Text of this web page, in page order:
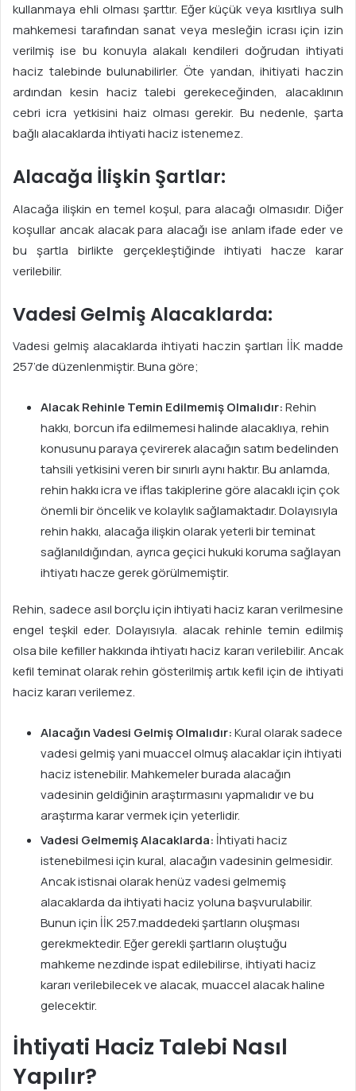
kullanmaya ehli olması şarttır. Eğer küçük veya kısıtlıya sulh
mahkemesi tarafından sanat veya mesleğin icrası için izin
verilmiş ise bu konuyla alakalı kendileri doğrudan ihtiyati
haciz talebinde bulunabilirler. Öte yandan, ihitiyati haczin
ardından kesin haciz talebi gerekeceğinden, alacaklının
cebri icra yetkisini haiz olması gerekir. Bu nedenle, şarta
bağlı alacaklarda ihtiyati haciz istenemez.
Alacağa İlişkin Şartlar:
Alacağa ilişkin en temel koşul, para alacağı olmasıdır. Diğer
koşullar ancak alacak para alacağı ise anlam ifade eder ve
bu şartla birlikte gerçekIeştiğinde ihtiyati hacze karar
verilebilir.
Vadesi Gelmiş Alacaklarda:
Vadesi gelmiş alacaklarda ihtiyati haczin şartları İİK madde
257’de düzenlenmiştir. Buna göre;
Alacak Rehinle Temin Edilmemiş Olmalıdır:Rehin
hakkı, borcun ifa edilmemesi halinde alacaklıya, rehin
konusu­nu paraya çevirerek alacağın satım bedelinden
tahsili yetkisini veren bir sınırlı aynı haktır. Bu anlamda,
rehin hakkı icra ve iflas takiplerine göre alacaklı için çok
önemli bir öncelik ve kolaylık sağlamaktadır. Dolayısıyla
rehin hakkı, alacağa ilişkin olarak yeterli bir teminat
sağlanıldığından, ayrıca geçici hukuki koruma sağlayan
ihtiyatı hacze gerek görülmemiştir.
Rehin, sadece asıl borçlu için ihtiyati haciz karan verilmesine
engel teşkil eder. Dolayısıyla. alacak rehinle temin edilmiş
olsa bile kefiller hak­kında ihtiyatı haciz kararı verilebilir. Ancak
kefil teminat olarak rehin gösterilmiş artık kefil için de ihtiyati
haciz kararı verilemez.
Alacağın Vadesi Gelmiş Olmalıdır:Kural olarak sadece
vadesi gelmiş yani muaccel olmuş alacaklar için ihtiyati
haciz istenebilir. Mahkemeler burada alacağın
vadesinin geldiğinin araştırmasını yapmalıdır ve bu
araştırma karar vermek için yeterlidir.
Vadesi Gelmemiş Alacaklarda: İhtiyati haciz
istenebilmesi için kural, alacağın vadesinin gelmesidir.
Ancak istisnai olarak henüz vadesi gelmemiş
alacaklarda da ihtiyati haciz yoluna başvurulabilir.
Bunun için İİK 257.maddedeki şartların oluşması
gerekmektedir. Eğer gerekli şartların oluştuğu
mahkeme nezdinde ispat edilebilirse, ihtiyati haciz
kararı verilebilecek ve alacak, muaccel alacak haline
gelecektir.
İhtiyati Haciz Talebi Nasıl
Yapılır?